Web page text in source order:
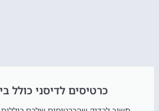
כרטיסים לדיסני כולל